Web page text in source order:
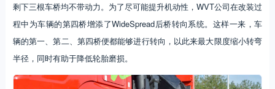
剩下三根车桥均不带动力。为了尽可能提升机动性，WVT公司在改装过
程中为车辆的第四桥增添了WideSpread后桥转向系统。这样一来，车
辆的第一、第二、第四桥便都能够进行转向，以此来最大限度缩小转弯
半径，同时有助于降低轮胎磨损。